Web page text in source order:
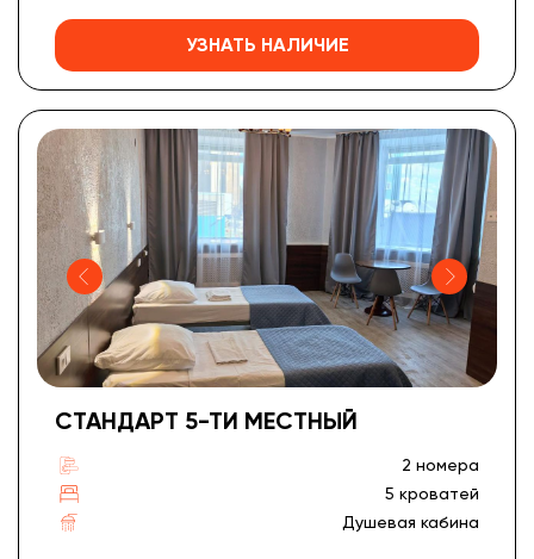
УЗНАТЬ НАЛИЧИЕ
СТАНДАРТ 5-ТИ МЕСТНЫЙ
2 номера
5 кроватей
Душевая кабина